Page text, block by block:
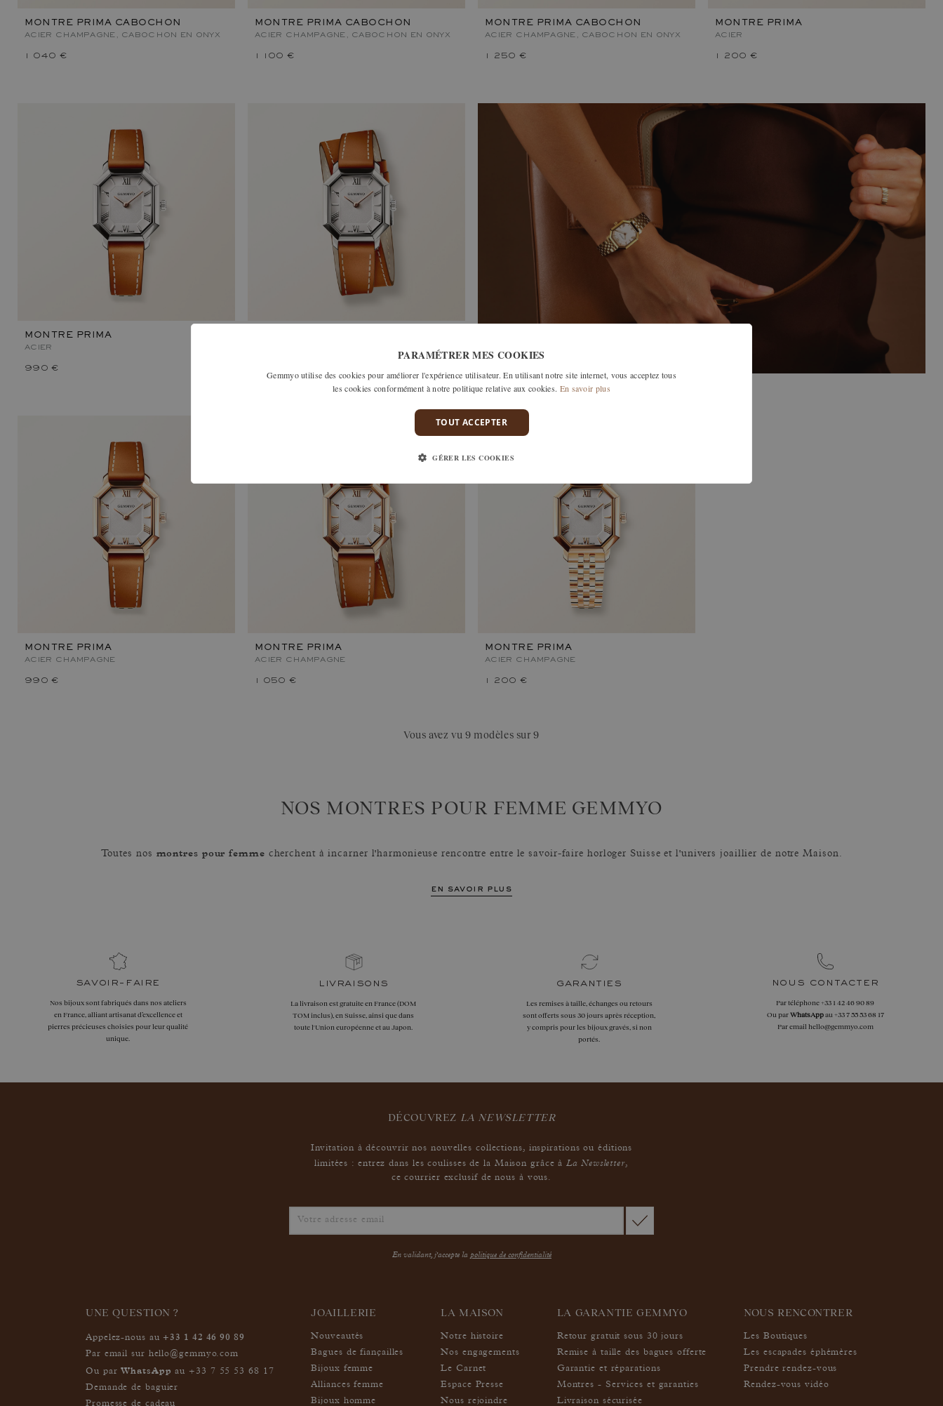
MONTRE PRIMA CABOCHON
ACIER CHAMPAGNE, CABOCHON EN ONYX
1 040 €
MONTRE PRIMA CABOCHON
ACIER CHAMPAGNE, CABOCHON EN ONYX
1 100 €
MONTRE PRIMA CABOCHON
ACIER CHAMPAGNE, CABOCHON EN ONYX
1 250 €
MONTRE PRIMA
ACIER
1 200 €
MONTRE PRIMA
ACIER
990 €
MONTRE PRIMA
ACIER CHAMPAGNE
990 €
MONTRE PRIMA
ACIER CHAMPAGNE
1 050 €
MONTRE PRIMA
ACIER CHAMPAGNE
1 200 €
Vous avez vu 9 modèles sur 9
NOS MONTRES POUR FEMME GEMMYO
Toutes nos montres pour femme cherchent à incarner l'harmonieuse rencontre entre le savoir-faire horloger Suisse et l'univers joaillier de notre Maison.
en savoir plus
savoir-faire
Nos bijoux sont fabriqués dans nos ateliers
en France, alliant artisanat d’excellence et
pierres précieuses choisies pour leur qualité
unique.
livraisons
La livraison est gratuite en France (DOM
TOM inclus), en Suisse, ainsi que dans
toute l'Union européenne et au Japon.
garanties
Les remises à taille, échanges ou retours
sont offerts sous 30 jours après réception,
y compris pour les bijoux gravés, si non
portés.
nous contacter
Par téléphone+33 1 42 46 90 89
Ou parWhatsAppau +33 7 55 53 68 17
Par email hello@gemmyo.com
DÉCOUVREZ LA NEWSLETTER
Invitation à découvrir nos nouvelles collections, inspirations ou éditions
limitées : entrez dans les coulisses de la Maison grâce àLa Newsletter,
ce courrier exclusif de nous à vous.
En validant, j'accepte la politique de confidentialité
UNE QUESTION ?
Appelez-nous au +33 1 42 46 90 89
Par email sur hello@gemmyo.com
Ou parWhatsApp au +33 7 55 53 68 17
Demande de baguier
Promesse de cadeau
JOAILLERIE
Nouveautés
Bagues de fiançailles
Bijoux femme
Alliances femme
Bijoux homme
LA MAISON
Notre histoire
Nos engagements
Le Carnet
Espace Presse
Nous rejoindre
LA GARANTIE GEMMYO
Retour gratuit sous 30 jours
Remise à taille des bagues offerte
Garantie et réparations
Montres - Services et garanties
Livraison sécurisée
NOUS RENCONTRER
Les Boutiques
Les escapades éphémères
Prendre rendez-vous
Rendez-vous vidéo
PARAMÉTRER MES COOKIES
Gemmyo utilise des cookies pour améliorer l'expérience utilisateur. En utilisant notre site internet, vous acceptez tous
les cookies conformément à notre politique relative aux cookies. En savoir plus
TOUT ACCEPTER
GÉRER LES COOKIES